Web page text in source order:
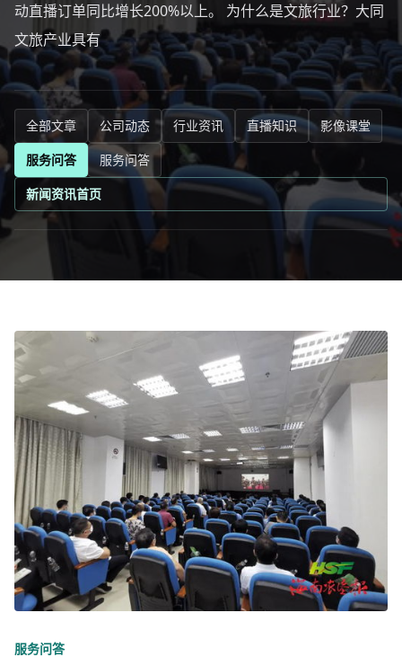
动直播订单同比增长200%以上。 为什么是文旅行业？大同
文旅产业具有
全部文章 公司动态 行业资讯 直播知识
影像课堂
服务问答
服务问答
新闻资讯首页
服务问答